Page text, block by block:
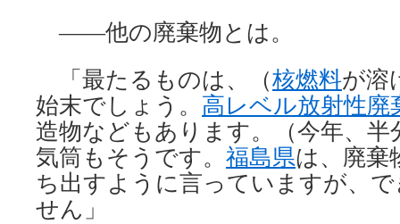
――他の廃棄物とは。
「最たるものは、（核燃料が溶
始末でしょう。 高レベル放射性廃
造物などもあります。（今年、
気筒もそうです。 福島県は、廃棄
ち出すように言っていますが、
せん」